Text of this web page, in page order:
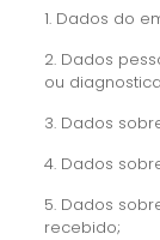
1. Dados do
2. Dados
ou
3. Dados
4. Dados
5. Dados
recebido;